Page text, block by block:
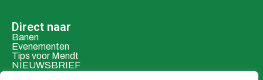
Direct naar
Banen
Evenementen
Tips voor Mendt
NIEUWSBRIEF